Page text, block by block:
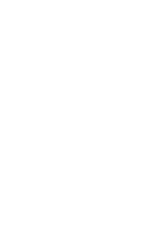
メンバーズにご登録され
および当社の共同利用者
利用することをご了承くだ
するものではありません。
は出荷製品に未対応品が
響を及ぼさない年数を意